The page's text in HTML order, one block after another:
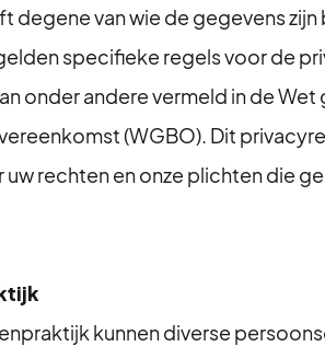
degene van wie de gegevens
specifieke regels voor de
onder andere vermeld in de
(WGBO). Dit
rechten en onze plichten die
kunnen diverse